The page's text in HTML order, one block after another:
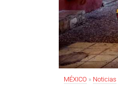
MÉXICO » Noticias